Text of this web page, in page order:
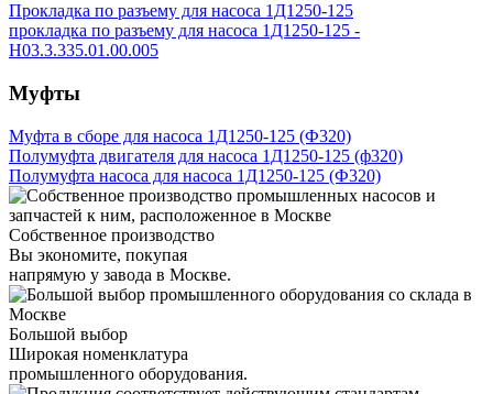
Прокладка по разъему для насоса 1Д1250-125
прокладка по разъему для насоса 1Д1250-125 -
Н03.3.335.01.00.005
Муфты
Муфта в сборе для насоса 1Д1250-125 (Ф320)
Полумуфта двигателя для насоса 1Д1250-125 (ф320)
Полумуфта насоса для насоса 1Д1250-125 (Ф320)
Собственное производство
Вы экономите, покупая
напрямую у завода в Москве.
Большой выбор
Широкая номенклатура
промышленного оборудования.